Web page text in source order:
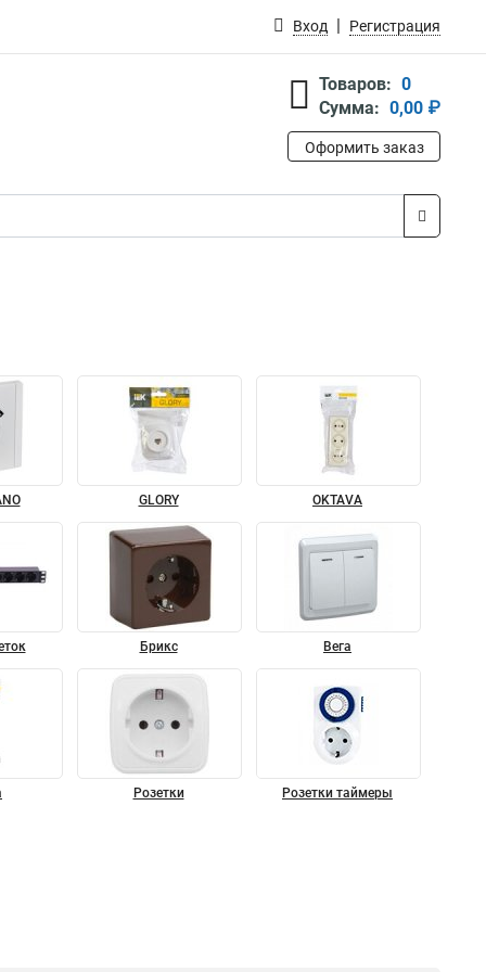
Вход Регистрация
Товаров: 0
Сумма: 0,00 ₽
Оформить заказ
GLORY OKTAVA
Брикс Вега
Розетки Розетки таймеры